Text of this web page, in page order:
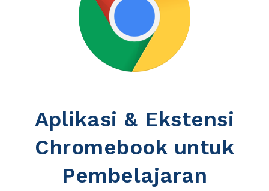
Aplikasi & Ekstensi
Chromebook untuk
Pembelajaran